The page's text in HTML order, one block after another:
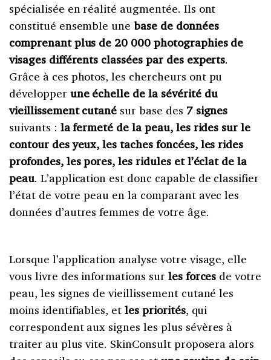
spécialisée en réalité augmentée. Ils ont
constitué ensemble une base de données
comprenant plus de 20 000 photographies de
visages différents classées par des experts.
Grâce à ces photos, les chercheurs ont pu
développer une échelle de la sévérité du
vieillissement cutané sur base des 7 signes
suivants : la fermeté de la peau, les rides sur le
contour des yeux, les taches foncées, les rides
profondes, les pores, les ridules et l’éclat de la
peau. L’application est donc capable de classifier
l’état de votre peau en la comparant avec les
données d’autres femmes de votre âge.
Lorsque l’application analyse votre visage, elle
vous livre des informations sur les forces de votre
peau, les signes de vieillissement cutané les
moins identifiables, etles priorités, qui
correspondent aux signes les plus sévères à
traiter au plus vite. SkinConsult proposera alors